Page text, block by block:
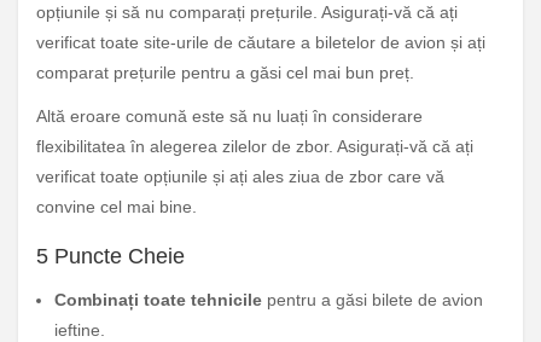
opțiunile și să nu comparați prețurile. Asigurați-vă că ați
verificat toate site-urile de căutare a biletelor de avion și ați
comparat prețurile pentru a găsi cel mai bun preț.
Altă eroare comună este să nu luați în considerare
flexibilitatea în alegerea zilelor de zbor. Asigurați-vă că ați
verificat toate opțiunile și ați ales ziua de zbor care vă
convine cel mai bine.
5 Puncte Cheie
Combinați toate tehnicile pentru a găsi bilete de avion
ieftine.